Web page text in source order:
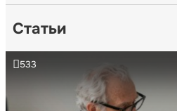
Статьи
533